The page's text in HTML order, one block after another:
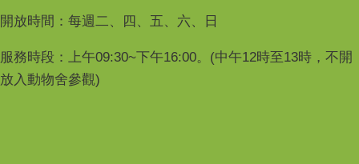
開放時間：每週二、四、五、六、日
服務時段：上午09:30~下午16:00。(中午12時至13時，不開
放入動物舍參觀)